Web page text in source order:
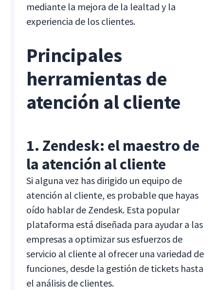
mediante la mejora de la lealtad y la
experiencia de los clientes.
Principales
herramientas de
atención al cliente
1. Zendesk: el maestro de
la atención al cliente
Si alguna vez has dirigido un equipo de
atención al cliente, es probable que hayas
oído hablar de Zendesk. Esta popular
plataforma está diseñada para ayudar a las
empresas a optimizar sus esfuerzos de
servicio al cliente al ofrecer una variedad de
funciones, desde la gestión de tickets hasta
el análisis de clientes.